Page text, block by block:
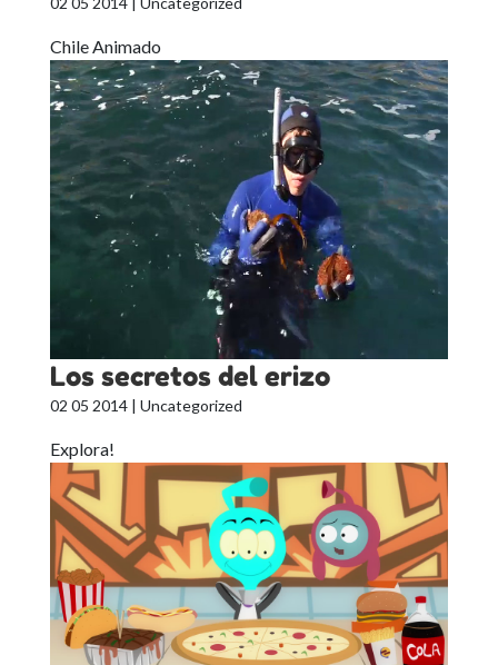
Chile Animado
Los secretos del erizo
02 05 2014| Uncategorized
Explora!